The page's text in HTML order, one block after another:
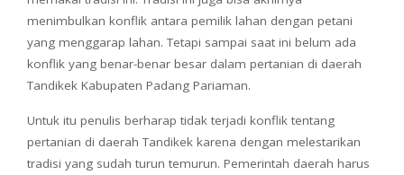
menimbulkan konflik antara pemilik lahan dengan petani
yang menggarap lahan. Tetapi sampai saat ini belum ada
konflik yang benar-benar besar dalam pertanian di daerah
Tandikek Kabupaten Padang Pariaman.
Untuk itu penulis berharap tidak terjadi konflik tentang
pertanian di daerah Tandikek karena dengan melestarikan
tradisi yang sudah turun temurun. Pemerintah daerah harus